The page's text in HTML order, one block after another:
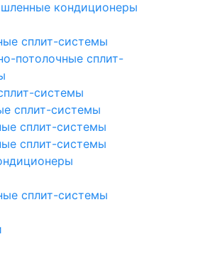
кондиционеры
сплит-системы
потолочные сплит-
системы
сплит-системы
сплит-системы
сплит-системы
сплит-системы